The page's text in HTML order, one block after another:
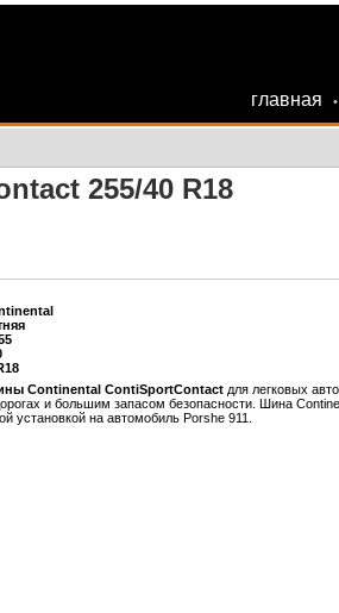
главная •
255/40 R18
Continental ContiSportContactдля легковых
и большим запасом безопасности. Шина
установкой на автомобиль Porshe 911.